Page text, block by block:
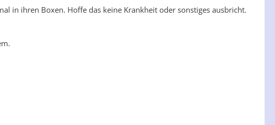
in ihren Boxen. Hoffe das keine Krankheit oder sonstiges ausbricht.